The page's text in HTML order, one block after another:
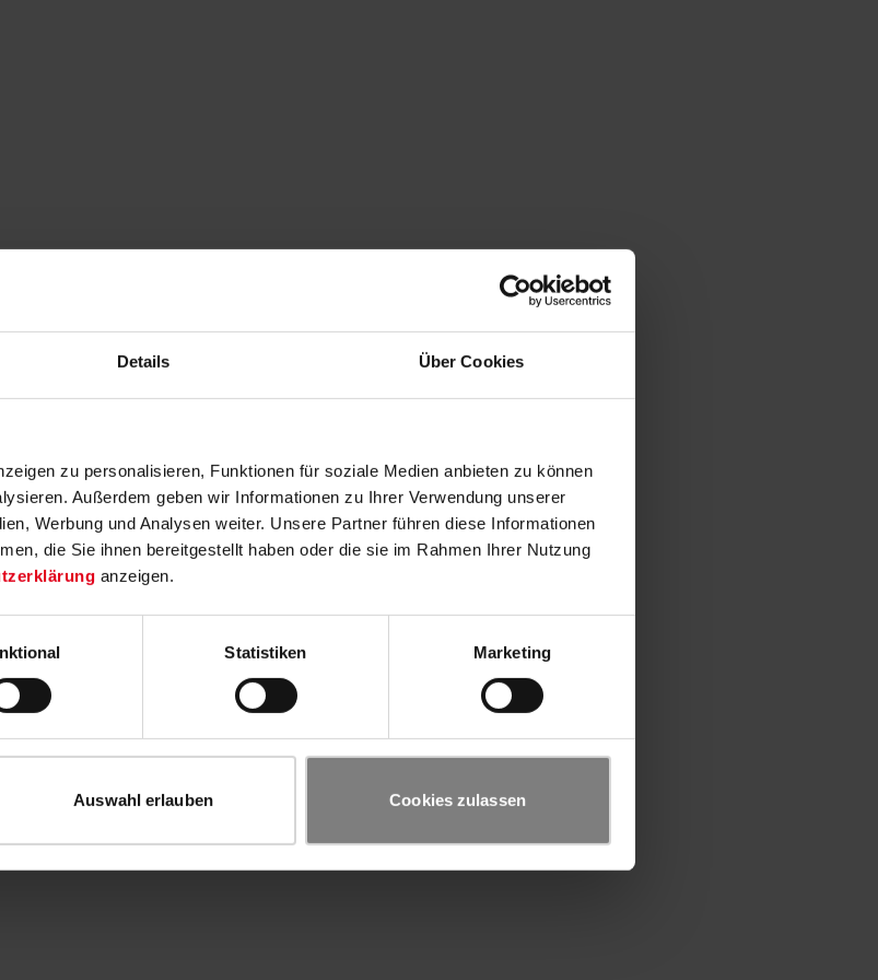
Details Über Cookies
zu personalisieren, Funktionen für soziale Medien anbieten zu können
Außerdem geben wir Informationen zu Ihrer Verwendung unserer
Werbung und Analysen weiter. Unsere Partner führen diese Informationen
die Sie ihnen bereitgestellt haben oder die sie im Rahmen Ihrer Nutzung
anzeigen.
Statistiken Marketing
Auswahl erlauben Cookies zulassen